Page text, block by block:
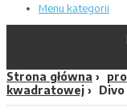
Menu kategorii
Strona główna
kwadratowej